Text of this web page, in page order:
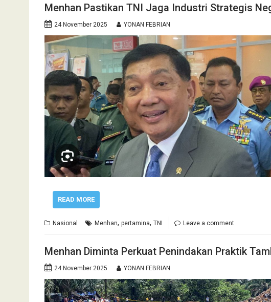
Menhan Pastikan TNI Jaga Industri Strategis
24 November 2025 YONAN FEBRIAN
READ MORE
Nasional Menhan, pertamina, TNI Leave a comment
Menhan Diminta Perkuat Penindakan Praktik
24 November 2025 YONAN FEBRIAN